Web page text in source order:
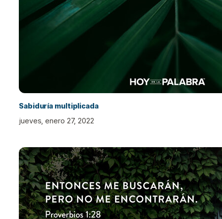
Sabiduría multiplicada
jueves, enero 27, 2022